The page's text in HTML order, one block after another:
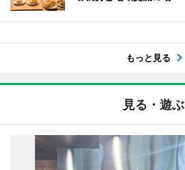
もっと見る
見る・遊ぶ